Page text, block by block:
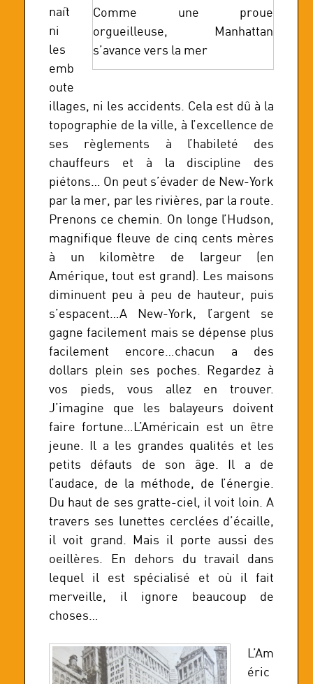
Comme une proue
orgueilleuse, Manhattan
s’avance vers la mer
naît
ni
les
emb
oute
illages, ni les accidents. Cela est dû à la
topographie de la ville, à l’excellence de
ses règlements à l’habileté des
chauffeurs et à la discipline des
piétons… On peut s’évader de New-York
par la mer, par les rivières, par la route.
Prenons ce chemin. On longe l’Hudson,
magnifique fleuve de cinq cents mères
à un kilomètre de largeur (en
Amérique, tout est grand). Les maisons
diminuent peu à peu de hauteur, puis
s’espacent…A New-York, l’argent se
gagne facilement mais se dépense plus
facilement encore…chacun a des
dollars plein ses poches. Regardez à
vos pieds, vous allez en trouver.
J’imagine que les balayeurs doivent
faire fortune…L’Américain est un être
jeune. Il a les grandes qualités et les
petits défauts de son âge. Il a de
l’audace, de la méthode, de l’énergie.
Du haut de ses gratte-ciel, il voit loin. A
travers ses lunettes cerclées d’écaille,
il voit grand. Mais il porte aussi des
oeillères. En dehors du travail dans
lequel il est spécialisé et où il fait
merveille, il ignore beaucoup de
choses…
L’Am
éric